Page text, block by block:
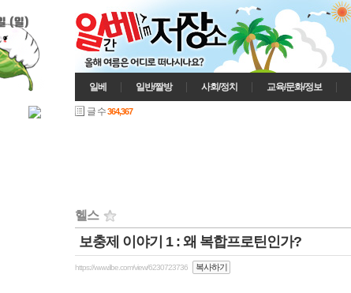
일베 일반/짤방 사회/정치 교육/문화/정보
글 수364,367
헬스
보충제 이야기 1 : 왜 복합프로틴인가?
https://www.ilbe.com/view/6230723736 복사하기
(일)